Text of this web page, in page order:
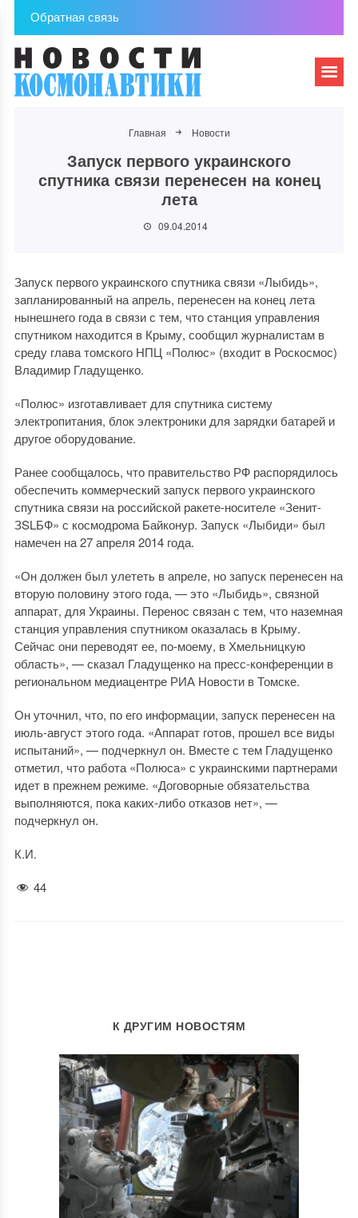
Обратная связь
Главная Новости
Запуск первого украинского
спутника связи перенесен на конец
лета
09.04.2014
Запуск первого украинского спутника связи «Лыбидь»,
запланированный на апрель, перенесен на конец лета
нынешнего года в связи с тем, что станция управления
спутником находится в Крыму, сообщил журналистам в
среду глава томского НПЦ «Полюс» (входит в Роскосмос)
Владимир Гладущенко.
«Полюс» изготавливает для спутника систему
электропитания, блок электроники для зарядки батарей и
другое оборудование.
Ранее сообщалось, что правительство РФ распорядилось
обеспечить коммерческий запуск первого украинского
спутника связи на российской ракете-носителе «Зенит-
ЗSLБФ» с космодрома Байконур. Запуск «Лыбиди» был
намечен на 27 апреля 2014 года.
«Он должен был улететь в апреле, но запуск перенесен на
вторую половину этого года, — это «Лыбидь», связной
аппарат, для Украины. Перенос связан с тем, что наземная
станция управления спутником оказалась в Крыму.
Сейчас они переводят ее, по-моему, в Хмельницкую
область», — сказал Гладущенко на пресс-конференции в
региональном медиацентре РИА Новости в Томске.
Он уточнил, что, по его информации, запуск перенесен на
июль-август этого года. «Аппарат готов, прошел все виды
испытаний», — подчеркнул он. Вместе с тем Гладущенко
отметил, что работа «Полюса» с украинскими партнерами
идет в прежнем режиме. «Договорные обязательства
выполняются, пока каких-либо отказов нет», —
подчеркнул он.
К.И.
44
К ДРУГИМ НОВОСТЯМ